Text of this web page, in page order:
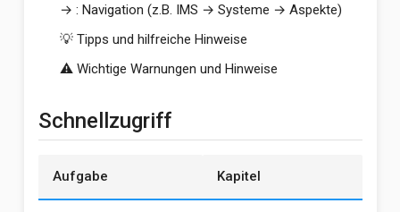
→ : Navigation (z.B. IMS → Systeme → Aspekte)
💡 Tipps und hilfreiche Hinweise
⚠️ Wichtige Warnungen und Hinweise
Schnellzugriff
Aufgabe Kapitel